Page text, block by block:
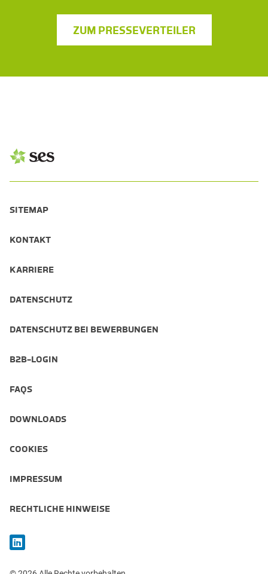
ZUM PRESSEVERTEILER
SITEMAP
KONTAKT
KARRIERE
DATENSCHUTZ
DATENSCHUTZ BEI BEWERBUNGEN
B2B-LOGIN
FAQS
DOWNLOADS
COOKIES
IMPRESSUM
RECHTLICHE HINWEISE